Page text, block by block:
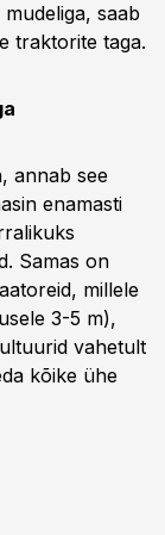
saab
traktorite taga.
annab see
enamasti
Samas on
millele
3-5 m),
vahetult
kõike ühe